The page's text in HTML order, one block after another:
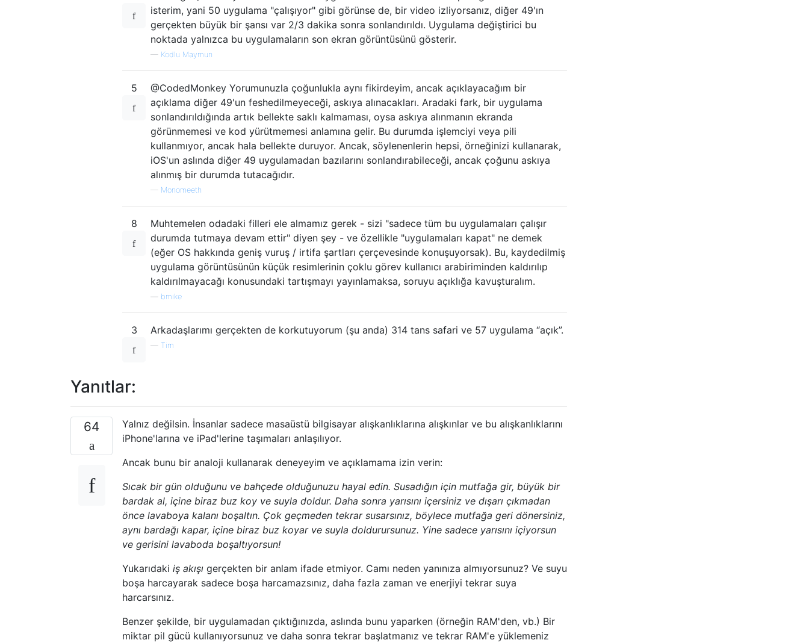
isterim, yani 50 uygulama "çalışıyor" gibi görünse de, bir video izliyorsanız, diğer 49'ın
gerçekten büyük bir şansı var 2/3 dakika sonra sonlandırıldı. Uygulama değiştirici bu
noktada yalnızca bu uygulamaların son ekran görüntüsünü gösterir.
— Kodlu Maymun
5
@CodedMonkey Yorumunuzla çoğunlukla aynı fikirdeyim, ancak açıklayacağım bir
açıklama diğer 49'un feshedilmeyeceği, askıya alınacakları. Aradaki fark, bir uygulama
sonlandırıldığında artık bellekte saklı kalmaması, oysa askıya alınmanın ekranda
görünmemesi ve kod yürütmemesi anlamına gelir. Bu durumda işlemciyi veya pili
kullanmıyor, ancak hala bellekte duruyor. Ancak, söylenenlerin hepsi, örneğinizi kullanarak,
iOS'un aslında diğer 49 uygulamadan bazılarını sonlandırabileceği, ancak çoğunu askıya
alınmış bir durumda tutacağıdır.
— Monomeeth
8
Muhtemelen odadaki filleri ele almamız gerek - sizi "sadece tüm bu uygulamaları çalışır
durumda tutmaya devam ettir" diyen şey - ve özellikle "uygulamaları kapat" ne demek
(eğer OS hakkında geniş vuruş / irtifa şartları çerçevesinde konuşuyorsak). Bu, kaydedilmiş
uygulama görüntüsünün küçük resimlerinin çoklu görev kullanıcı arabiriminden kaldırılıp
kaldırılmayacağı konusundaki tartışmayı yayınlamaksa, soruyu açıklığa kavuşturalım.
bmike
3 Arkadaşlarımı gerçekten de korkutuyorum (şu anda) 314 tans safari ve 57 uygulama “açık”.
— Tim
Yanıtlar:
64
Yalnız değilsin. İnsanlar sadece masaüstü bilgisayar alışkanlıklarına alışkınlar ve bu alışkanlıklarını
iPhone'larına ve iPad'lerine taşımaları anlaşılıyor.
Ancak bunu bir analoji kullanarak deneyeyim ve açıklamama izin verin:
Sıcak bir gün olduğunu ve bahçede olduğunuzu hayal edin. Susadığın için mutfağa gir, büyük bir
bardak al, içine biraz buz koy ve suyla doldur. Daha sonra yarısını içersiniz ve dışarı çıkmadan
önce lavaboya kalanı boşaltın. Çok geçmeden tekrar susarsınız, böylece mutfağa geri dönersiniz,
aynı bardağı kapar, içine biraz buz koyar ve suyla doldurursunuz. Yine sadece yarısını içiyorsun
ve gerisini lavaboda boşaltıyorsun!
Yukarıdaki iş akışı gerçekten bir anlam ifade etmiyor. Camı neden yanınıza almıyorsunuz? Ve suyu
boşa harcayarak sadece boşa harcamazsınız, daha fazla zaman ve enerjiyi tekrar suya
harcarsınız.
Benzer şekilde, bir uygulamadan çıktığınızda, aslında bunu yaparken (örneğin RAM'den, vb.) Bir
miktar pil gücü kullanıyorsunuz ve daha sonra tekrar başlatmanız ve tekrar RAM'e yüklemeniz